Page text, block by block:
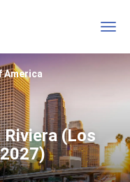
(Los
America